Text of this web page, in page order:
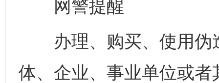
网警提醒
办理、购买、使用伪
体、企业、事业单位或